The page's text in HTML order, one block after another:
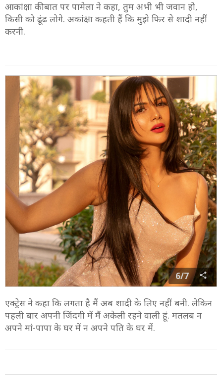
आकांक्षा की बात पर पामेला ने कहा, तुम अभी भी जवान हो,
किसी को ढूंढ लोगे. अकांक्षा कहती हैं कि मुझे फिर से शादी नहीं
करनी.
6/7
एक्ट्रेस ने कहा कि लगता है मैं अब शादी के लिए नहीं बनी. लेकिन
पहली बार अपनी जिंदगी में मैं अकेली रहने वाली हूं. मतलब न
अपने मां-पापा के घर में न अपने पति के घर में.